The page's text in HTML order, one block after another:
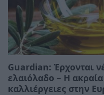
Guardian: Έρχονται
ελαιόλαδο – Η
καλλιέργειες στην